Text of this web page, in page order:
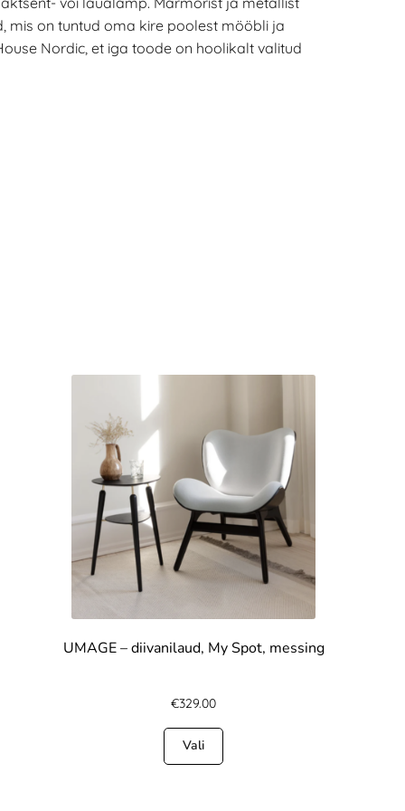
mis on tuntud oma kire poolest mööbli ja
Nordic, et iga toode on hoolikalt valitud
UMAGE – diivanilaud, My Spot, messing
€329.00
Vali